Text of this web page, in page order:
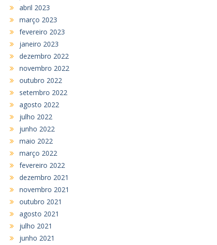
abril 2023
março 2023
fevereiro 2023
janeiro 2023
dezembro 2022
novembro 2022
outubro 2022
setembro 2022
agosto 2022
julho 2022
junho 2022
maio 2022
março 2022
fevereiro 2022
dezembro 2021
novembro 2021
outubro 2021
agosto 2021
julho 2021
junho 2021